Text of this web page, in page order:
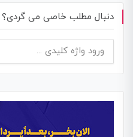
دنبال مطلب خاصی می گردی؟